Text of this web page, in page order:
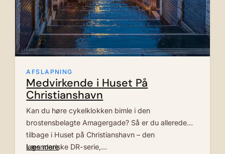
AFSLAPNING
Medvirkende i Huset På
Christianshavn
Kan du høre cykelklokken bimle i den
brostensbelagte Amagergade? Så er du allerede
tilbage i Huset på Christianshavn – den
legendariske DR-serie,…
Læs mere